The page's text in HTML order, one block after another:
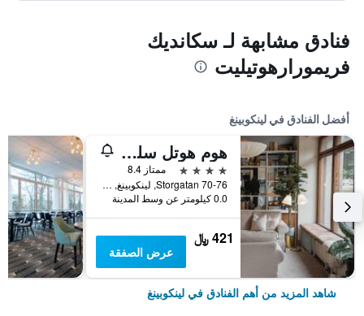
فنادق مشابهة لـ سكانديك
فريمورارهوتيليت
أفضل الفنادق في لينكوبينغ
هوم هوتل سلوتسباركين
4 نجوم
ممتاز 8.4
Storgatan 70-76, لينكوبينغ, مقاطعة أوسترغوتلاند, السويد
0.0 كيلومتر عن وسط المدينة
421 ﷼
عرض الصفقة
شاهد المزيد من أهم الفنادق في لينكوبينغ